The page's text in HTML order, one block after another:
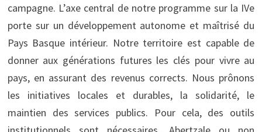
campagne. L’axe central de notre programme sur la IVe
porte sur un développement autonome et maîtrisé du
Pays Basque intérieur. Notre territoire est capable de
donner aux générations futures les clés pour vivre au
pays, en assurant des revenus corrects. Nous prônons
les initiatives locales et durables, la solidarité, le
maintien des services publics. Pour cela, des outils